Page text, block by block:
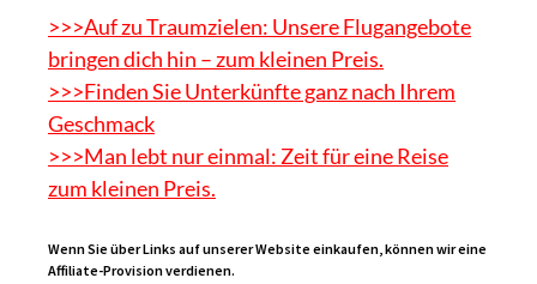
>>>Auf zu Traumzielen: Unsere Flugangebote
bringen dich hin – zum kleinen Preis.
>>>Finden Sie Unterkünfte ganz nach Ihrem
Geschmack
>>>Man lebt nur einmal: Zeit für eine Reise
zum kleinen Preis.
Wenn Sie über Links auf unserer Website einkaufen, können wir eine
Affiliate-Provision verdienen.